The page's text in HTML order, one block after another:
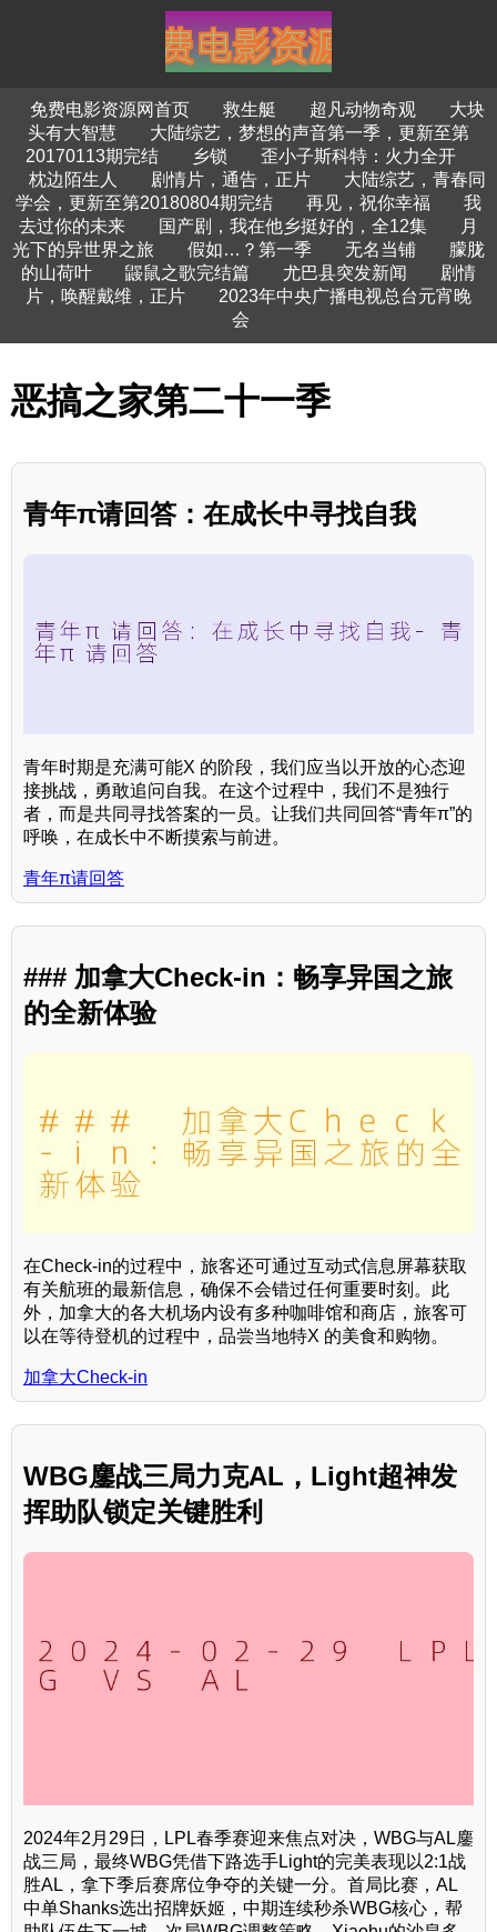
免费电影资源网首页 救生艇 超凡动物奇观
大块
头有大智慧
大陆综艺，梦想的声音第一季，更新至第
20170113期完结
乡锁
歪小子斯科特：火力全开
枕边陌生人
剧情片，通告，正片
大陆综艺，青春同
学会，更新至第20180804期完结
再见，祝你幸福
我
去过你的未来
国产剧，我在他乡挺好的，全12集
月
光下的异世界之旅
假如…？第一季 无名当铺
朦胧
的山荷叶
鼹鼠之歌完结篇 尤巴县突发新闻
剧情
片，唤醒戴维，正片
2023年中央广播电视总台元宵晚
会
恶搞之家第二十一季
青年π请回答：在成长中寻找自我
青年时期是充满可能X 的阶段，我们应当以开放的心态迎
接挑战，勇敢追问自我。在这个过程中，我们不是独行
者，而是共同寻找答案的一员。让我们共同回答“青年π”的
呼唤，在成长中不断摸索与前进。
青年π请回答
### 加拿大Check-in：畅享异国之旅
的全新体验
在Check-in的过程中，旅客还可通过互动式信息屏幕获取
有关航班的最新信息，确保不会错过任何重要时刻。此
外，加拿大的各大机场内设有多种咖啡馆和商店，旅客可
以在等待登机的过程中，品尝当地特X 的美食和购物。
加拿大Check-in
WBG鏖战三局力克AL，Light超神发
挥助队锁定关键胜利
2024年2月29日，LPL春季赛迎来焦点对决，WBG与AL鏖
战三局，最终WBG凭借下路选手Light的完美表现以2:1战
胜AL，拿下季后赛席位争夺的关键一分。首局比赛，AL
中单Shanks选出招牌妖姬，中期连续秒杀WBG核心，帮